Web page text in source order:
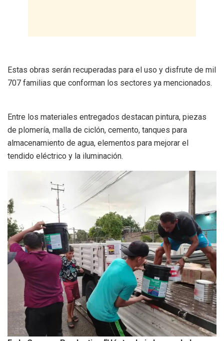
Estas obras serán recuperadas para el uso y disfrute de mil
707 familias que conforman los sectores ya mencionados.
Entre los materiales entregados destacan pintura, piezas
de plomería, malla de ciclón, cemento, tanques para
almacenamiento de agua, elementos para mejorar el
tendido eléctrico y la iluminación.